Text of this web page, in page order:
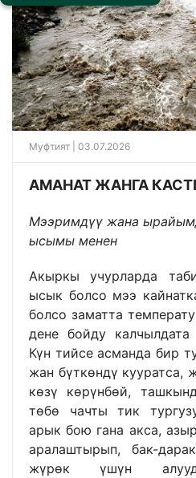
Муфтият | 03.07.2026
АМАНАТ ЖАНГА
Мээримдүү жана
ысымы менен
Акыркы учурларда
ысык болсо мээ
болсо заматта
дене бойду
Күн тийсе асманда бир
жан бүткөндү кууратса,
көзү көрүнбөй,
төбө чачты тик
арык бою гана акса,
аралаштырып, бак-
жүрөк үшүн